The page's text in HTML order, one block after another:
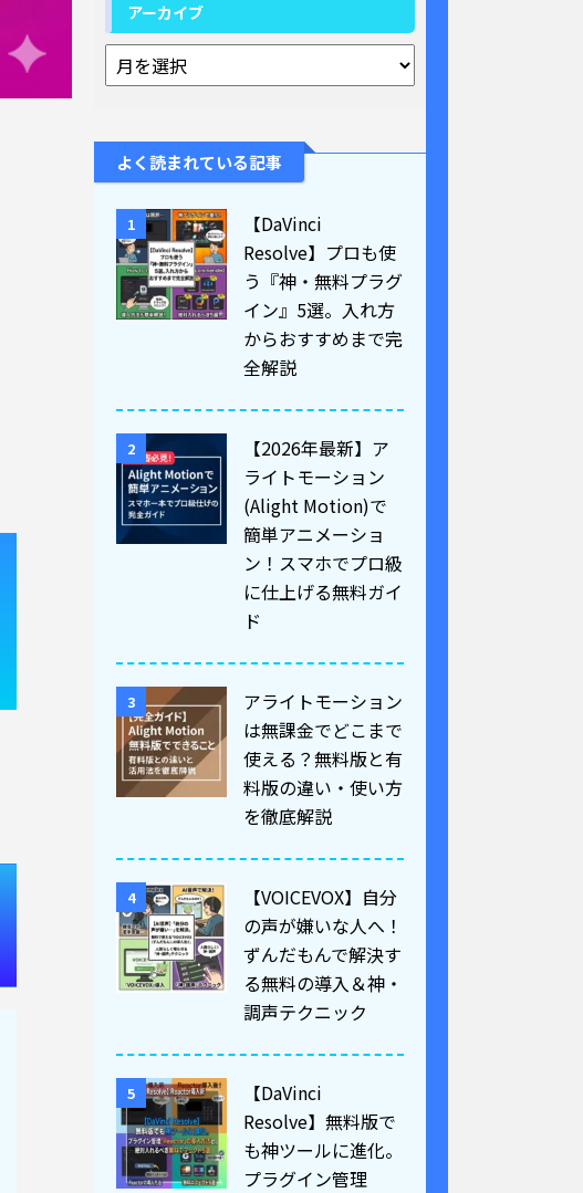
アーカイブ
よく読まれている記事
1
【DaVinci
Resolve】プロも使
う『神・無料プラグ
イン』5選。入れ方
からおすすめまで完
全解説
2
【2026年最新】ア
ライトモーション
(Alight Motion)で
簡単アニメーショ
ン！スマホでプロ級
に仕上げる無料ガイ
ド
3
アライトモーション
は無課金でどこまで
使える？無料版と有
料版の違い・使い方
を徹底解説
4
【VOICEVOX】自分
の声が嫌いな人へ！
ずんだもんで解決す
る無料の導入＆神・
調声テクニック
5
【DaVinci
Resolve】無料版で
も神ツールに進化。
プラグイン管理